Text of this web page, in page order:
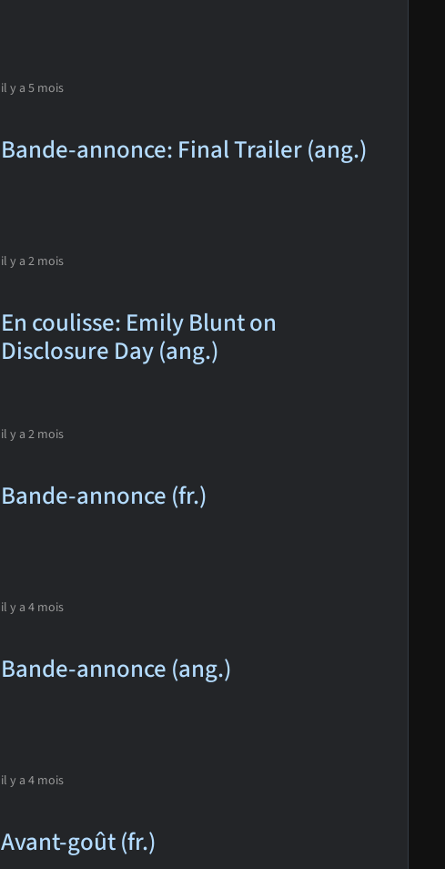
il y a 5 mois
Bande-annonce: Final Trailer (ang.)
il y a 2 mois
En coulisse: Emily Blunt on
Disclosure Day (ang.)
il y a 2 mois
Bande-annonce (fr.)
il y a 4 mois
Bande-annonce (ang.)
il y a 4 mois
Avant-goût (fr.)